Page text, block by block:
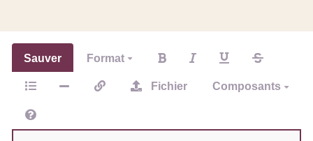
Sauver Format
Fichier Composants